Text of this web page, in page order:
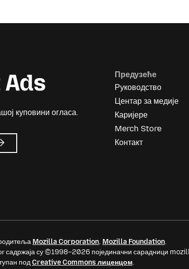
куповини огласа.
Предузеће
Руководство
Центар за медије
Каријере
Merch Store
Контакт
Mozilla Corporation, Mozilla Foundation.
садржаја су ©1998–2026 појединачни сарадници
подCreative Commons лиценцом.